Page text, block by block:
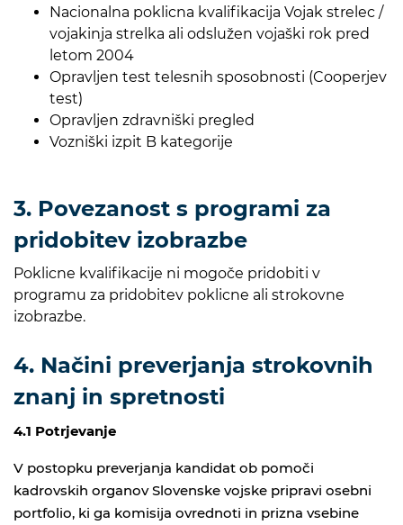
Nacionalna poklicna kvalifikacija Vojak strelec /
vojakinja strelka ali odslužen vojaški rok pred
letom 2004
Opravljen test telesnih sposobnosti (Cooperjev
test)
Opravljen zdravniški pregled
Vozniški izpit B kategorije
3. Povezanost s programi za
pridobitev izobrazbe
Poklicne kvalifikacije ni mogoče pridobiti v
programu za pridobitev poklicne ali strokovne
izobrazbe.
4. Načini preverjanja strokovnih
znanj in spretnosti
4.1 Potrjevanje
V postopku preverjanja kandidat ob pomoči
kadrovskih organov Slovenske vojske pripravi osebni
portfolio, ki ga komisija ovrednoti in prizna vsebine